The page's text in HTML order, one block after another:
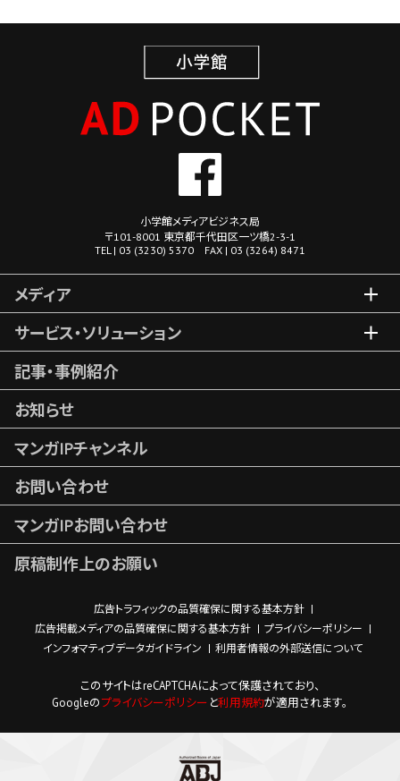
小学館メディアビジネス局
〒101-8001 東京都千代田区一ツ橋2-3-1
TEL | 03 (3230) 5370 FAX | 03 (3264) 8471
メディア
サービス・ソリューション
記事・事例紹介
お知らせ
マンガIPチャンネル
お問い合わせ
マンガIPお問い合わせ
原稿制作上のお願い
広告トラフィックの品質確保に関する基本方針
広告掲載メディアの品質確保に関する基本方針
プライバシーポリシー
インフォマティブデータガイドライン
利用者情報の外部送信について
このサイトはreCAPTCHAによって保護されており、
Googleのプライバシーポリシー と利用規約が適用されます。